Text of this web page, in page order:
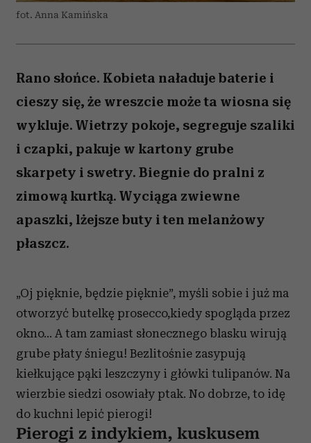
fot. Anna Kamińska
Rano słońce. Kobieta naładuje baterie i
cieszy się, że wreszcie może ta wiosna się
wykluje. Wietrzy pokoje, segreguje szaliki
i czapki, pakuje w kartony grube
skarpety i swetry. Biegnie do pralni z
zimową kurtką. Wyciąga zwiewne
apaszki, lżejsze buty i ten melanżowy
płaszcz.
„Oj pięknie, będzie pięknie”, myśli sobie i już ma
otworzyć butelkę prosecco,kiedy spogląda przez
okno... A tam zamiast słonecznego blasku wirują
grube płaty śniegu! Bezlitośnie zasypują
kiełkujące pąki leszczyny i główki tulipanów. Na
wierzbie siedzi osowiały ptak. No dobrze, to idę
do kuchni lepić pierogi!
Pierogi z indykiem, kuskusem